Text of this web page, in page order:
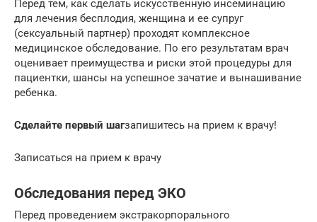
Перед тем, как сделать искусственную инсеминацию
для лечения бесплодия, женщина и ее супруг
(сексуальный партнер) проходят комплексное
медицинское обследование. По его результатам врач
оценивает преимущества и риски этой процедуры для
пациентки, шансы на успешное зачатие и вынашивание
ребенка.
Сделайте первый шагзапишитесь на прием к врачу!
Записаться на прием к врачу
Обследования перед ЭКО
Перед проведением экстракорпорального